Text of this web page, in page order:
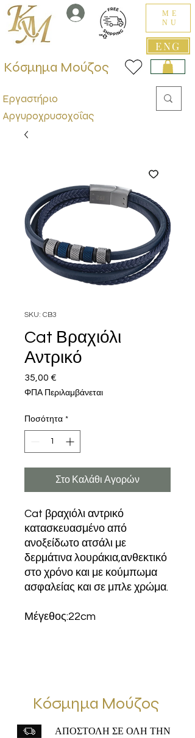
ENG
ME
NU
Εργαστήριο
Αργυροχρυσοχοΐας
Κόσμημα Μούζος
SKU: CB3
Cat Βραχιόλι
Αντρικό
35,00 €
ΦΠΑ Περιλαμβάνεται
Ποσότητα *
Στο Καλάθι Αγορών
Cat βραχιόλι αντρικό
κατασκευασμένο από
ανοξείδωτο ατσάλι με
δερμάτινα λουράκια,ανθεκτικό
στο χρόνο και με κούμπωμα
ασφαλείας και σε μπλε χρώμα.
Μέγεθος:22cm
Κόσμημα Μούζος
ΑΠΟΣΤΟΛΗ ΣΕ ΟΛΗ ΤΗΝ